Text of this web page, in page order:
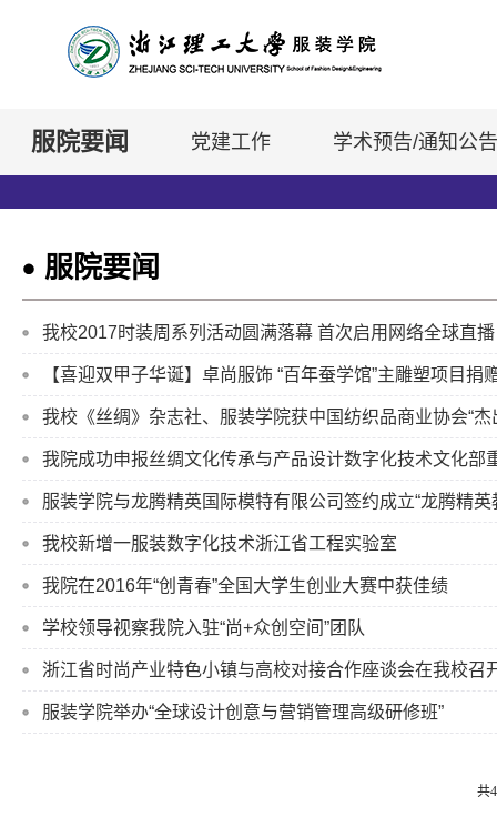
服院要闻 党建工作 学术预告/通知公告
服院要闻
我校2017时装周系列活动圆满落幕 首次启用网络全球直播
【喜迎双甲子华诞】卓尚服饰 “百年蚕学馆”主雕塑项目捐
我校《丝绸》杂志社、服装学院获中国纺织品商业协会“杰
我院成功申报丝绸文化传承与产品设计数字化技术文化部
服装学院与龙腾精英国际模特有限公司签约成立“龙腾精英
我校新增一服装数字化技术浙江省工程实验室
我院在2016年“创青春”全国大学生创业大赛中获佳绩
学校领导视察我院入驻“尚+众创空间”团队
浙江省时尚产业特色小镇与高校对接合作座谈会在我校召
服装学院举办“全球设计创意与营销管理高级研修班”
共